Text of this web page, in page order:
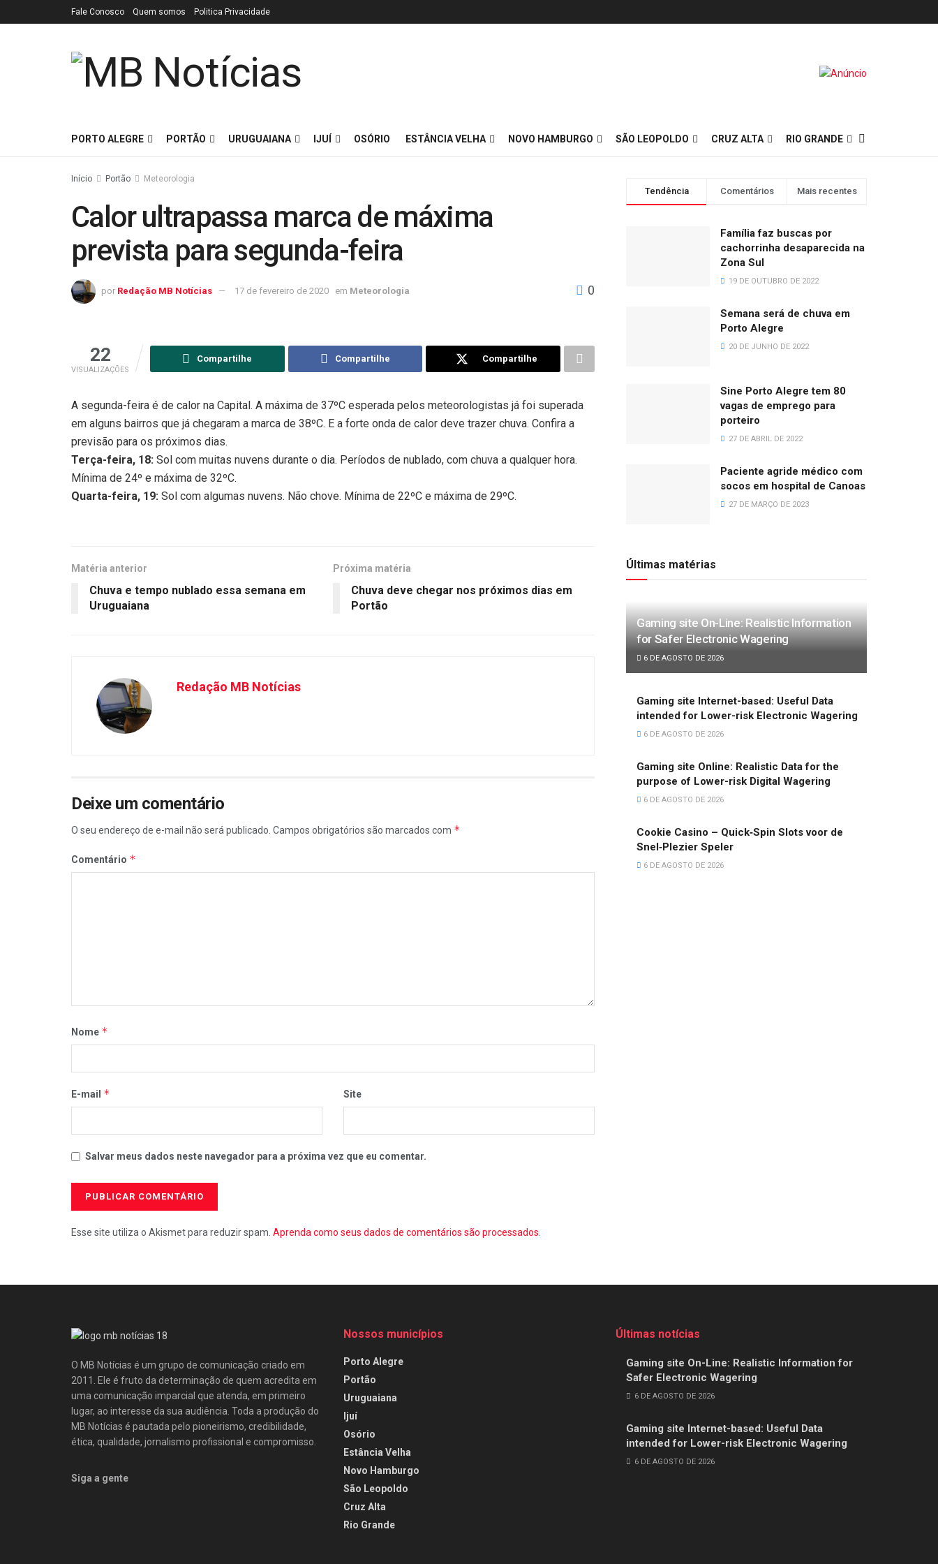
Fale Conosco Quem somos Politica Privacidade
PORTO ALEGRE PORTÃO URUGUAIANA IJUÍ OSÓRIO ESTÂNCIA VELHA NOVO HAMBURGO SÃO LEOPOLDO CRUZ ALTA RIO GRANDE
Início Portão Meteorologia
Calor ultrapassa marca de máxima
prevista para segunda-feira
por Redação MB Notícias 17 de fevereiro de 2020 em Meteorologia 0
22
VISUALIZAÇÕES
Compartilhe Compartilhe Compartilhe
A segunda-feira é de calor na Capital. A máxima de 37ºC esperada pelos meteorologistas já foi superada
em alguns bairros que já chegaram a marca de 38ºC. E a forte onda de calor deve trazer chuva. Confira a
previsão para os próximos dias.
Terça-feira, 18: Sol com muitas nuvens durante o dia. Períodos de nublado, com chuva a qualquer hora.
Mínima de 24º e máxima de 32ºC.
Quarta-feira, 19: Sol com algumas nuvens. Não chove. Mínima de 22ºC e máxima de 29ºC.
Matéria anterior
Chuva e tempo nublado essa semana em
Uruguaiana
Próxima matéria
Chuva deve chegar nos próximos dias em
Portão
Redação MB Notícias
Deixe um comentário
O seu endereço de e-mail não será publicado. Campos obrigatórios são marcados com *
Comentário *
Nome *
E-mail * Site
Salvar meus dados neste navegador para a próxima vez que eu comentar.
Esse site utiliza o Akismet para reduzir spam. Aprenda como seus dados de comentários são processados
Tendência Comentários Mais recentes
Família faz buscas por
cachorrinha desaparecida na
Zona Sul
19 DE OUTUBRO DE 2022
Semana será de chuva em
Porto Alegre
20 DE JUNHO DE 2022
Sine Porto Alegre tem 80
vagas de emprego para
porteiro
27 DE ABRIL DE 2022
Paciente agride médico com
socos em hospital de Canoas
27 DE MARÇO DE 2023
Últimas matérias
Gaming site On-Line: Realistic Information
for Safer Electronic Wagering
6 DE AGOSTO DE 2026
Gaming site Internet-based: Useful Data
intended for Lower-risk Electronic Wagering
6 DE AGOSTO DE 2026
Gaming site Online: Realistic Data for the
purpose of Lower-risk Digital Wagering
6 DE AGOSTO DE 2026
Cookie Casino – Quick‑Spin Slots voor de
Snel‑Plezier Speler
6 DE AGOSTO DE 2026
O MB Notícias é um grupo de comunicação criado em
2011. Ele é fruto da determinação de quem acredita em
uma comunicação imparcial que atenda, em primeiro
lugar, ao interesse da sua audiência. Toda a produção do
MB Notícias é pautada pelo pioneirismo, credibilidade,
ética, qualidade, jornalismo profissional e compromisso.
Siga a gente
Nossos municípios
Porto Alegre
Portão
Uruguaiana
Ijuí
Osório
Estância Velha
Novo Hamburgo
São Leopoldo
Cruz Alta
Rio Grande
Últimas notícias
Gaming site On-Line: Realistic Information for
Safer Electronic Wagering
6 DE AGOSTO DE 2026
Gaming site Internet-based: Useful Data
intended for Lower-risk Electronic Wagering
6 DE AGOSTO DE 2026